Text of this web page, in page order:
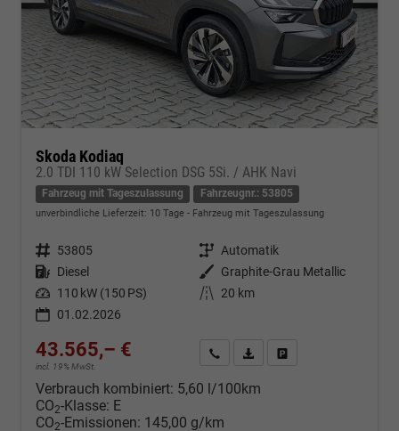
Skoda Kodiaq
2.0 TDI 110 kW Selection DSG 5Si. / AHK Navi
Fahrzeug mit Tageszulassung Fahrzeugnr.: 53805
unverbindliche Lieferzeit: 10 Tage Fahrzeug mit Tageszulassung
Fahrzeugnr. 53805 Getriebe Automatik
Kraftstoff Diesel Außenfarbe
Graphite-Grau Metallic
Leistung 110 kW (150 PS) Kilometerstand
20 km
01.02.2026
43.565,– €
incl. 19% MwSt.
Kontakt & Angebot anfordern
PDF-Datei, Fahrzeugexposé
Verbrauch kombiniert: 5,60 l/100km
CO2-Klasse: E
CO2-Emissionen: 145,00 g/km